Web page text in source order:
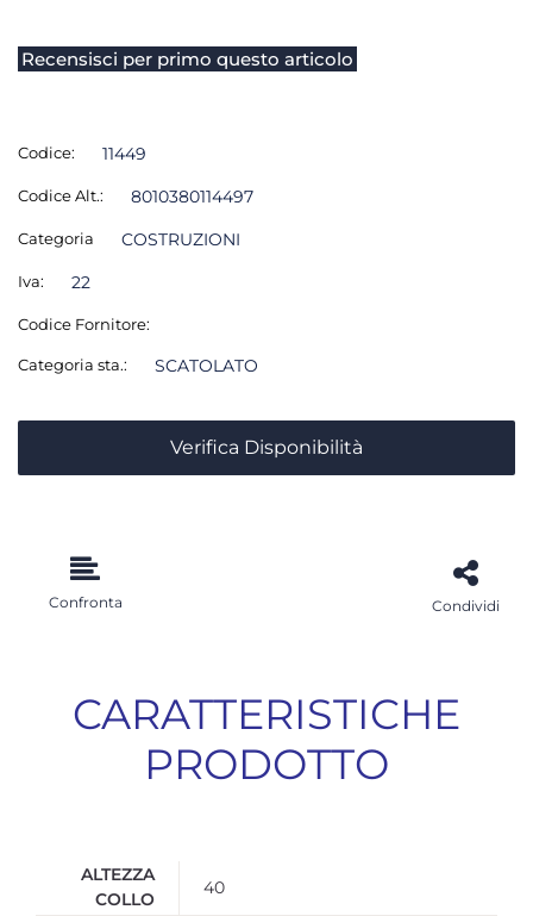
Recensisci per primo questo articolo
Codice: 11449
Codice Alt.: 8010380114497
Categoria COSTRUZIONI
Iva: 22
Codice Fornitore:
Categoria sta.: SCATOLATO
Verifica Disponibilità
Confronta Condividi
CARATTERISTICHE
PRODOTTO
ALTEZZA
COLLO
40